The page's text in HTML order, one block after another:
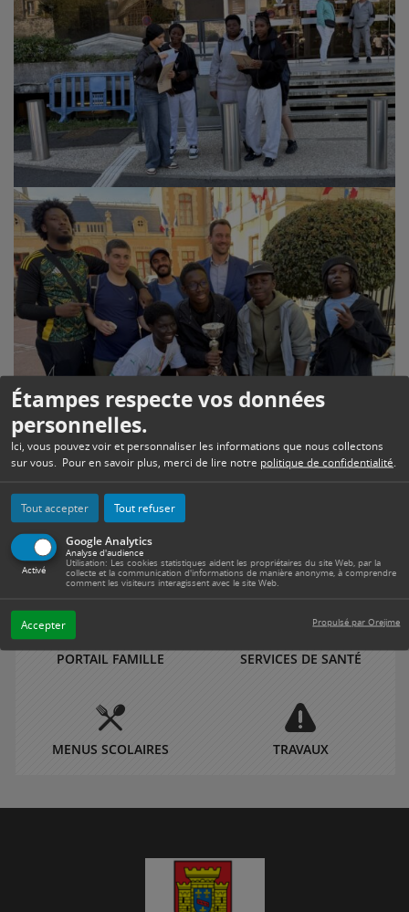
Étampes respecte vos données
personnelles.
Ici, vous pouvez voir et personnaliser les informations que nous collectons
sur vous. Pour en savoir plus, merci de lire notre politique de confidentialité
Tout accepter Tout refuser
Google Analytics
Activé
Analyse d'audience
Utilisation: Les cookies statistiques aident les propriétaires du site Web, par la
collecte et la communication d'informations de manière anonyme, à comprendre
comment les visiteurs interagissent avec le site Web.
Accepter Propulsé par Orejime
TELECHARGER ÉTAMPES
INFO
RENDEZ-VOUS PASSEPORT /
CNI
PORTAIL FAMILLE SERVICES DE SANTÉ
MENUS SCOLAIRES TRAVAUX